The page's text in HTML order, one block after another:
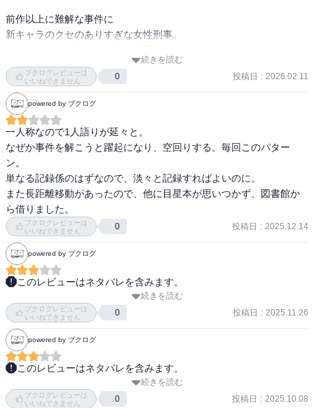
■面白さ⑤：シャーロック・ホームズ
はホームズものの『絹の家』を書いた後、という設定で、作中の読
書会では『緋色の研究』が取り上げられ、息子コリンはコナン・ド
イルが好きであり、ホーソーンが言うホームズの伝説の名言「最後
に残った物がどんなに信じられないことであっても真実」など、シ
ャーロック・ホームズ関係の話題が相対的に多く登場。
前作でも別作者の有名著作がガンガン登場したので、まあそういう
作風なんやな、と思うだけだったが、まさか今作では事件解決のキ
ーになっているとは思わず、衝撃を受けたし、前作から読んでいる
者としては、ここで使ってくるか！的な意味で見事だと思った。
それどころか、本作自体が『緋色の研究』や『四つの署名』に若干
似せられているのも意図的だと思う。
『緋色の研究』や『四つの署名』、さらに『恐怖の谷』でも、コナ
ン・ドイルの長編ホームズ作品は後半に「犯人の思い出エピソー
ド」が挿入される（し、なんなら犯人は誰々、と明かされる前半よ
り後半の思い出エピソードの方が好き）。
本作の最後に補遺としてグレゴリーの手紙が載せられているのも、
グレゴリーは犯人ではないにしても、ホームズ作品に似せたのでは
ないかな、と思った。
前作以上に難解な事件に
新キャラのクセのありすぎな女性刑事。
ラストに向けて畳み掛ける展開。
犯人は誰か分かるかなと
ホロヴィッツに試されてる
あなたには見抜けるか？？
僕は完全に見誤りました。
最後は唖然となること間違いなし！
続きを読む
ブクログレビューは
いいねできません
0 投稿日 : 2026.02.11
powered by ブクログ
一人称なので1人語りが延々と。
なぜか事件を解こうと躍起になり、空回りする。毎回このパター
ン。
単なる記録係のはずなので、淡々と記録すればよいのに。
また長距離移動があったので、他に目星本が思いつかず、図書館か
ら借りました。
ブクログレビューは
いいねできません
0 投稿日 : 2025.12.14
powered by ブクログ
このレビューはネタバレを含みます。
先月・今月と立て続けに読んだホロヴィッツ作品。今回はこれで3作
品目、そして、探偵ホーソーン・シリーズとしては第二弾です。
いやはや、今度は離婚弁護士が殺されたという話。
今回もまた容疑者は多く、しかも謎のメッセージまで現場に残され
ている。果たして犯人は…。
続きを読む
ブクログレビューは
いいねできません
0 投稿日 : 2025.11.26
powered by ブクログ
このレビューはネタバレを含みます。
１巻を読んで、そのままズルズルと引き込まれて、2巻もあっという
間に読んでしまいました！
続きを読む
ブクログレビューは
いいねできません
0 投稿日 : 2025.10.08